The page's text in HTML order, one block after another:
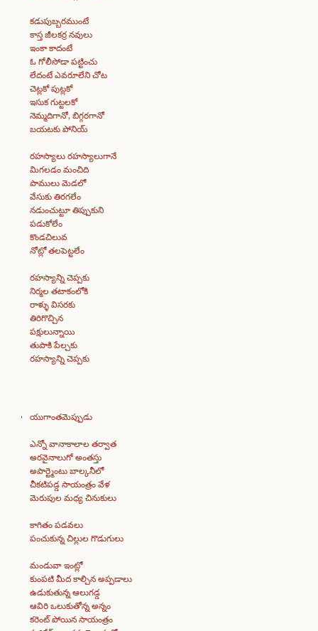
కడుపుబ్బరముంటే
కాస్త జీలకర్ర నవులు
ఇంకా కాదంటే
ఓ గోలీసోడా పట్టించు
లేదంటే ఎవరూలేని చోట
చెట్లకో పుట్లకో
ఇసుక గుట్టలకో
నెమ్మదిగానో, బిగ్గరగానో
బయటకు పోనియ్
రహస్యాలు రహస్యాలుగానే
మిగలడం మంచిది
పాములు మెడలో
వేసుకు తిరగలేం
నడుంచుట్టూ తిప్పుకుని
పడుకోలేం
కొండచిలువ
నోట్లో తలపెట్టలేం
రహస్యాన్ని చెప్పకు
నిర్మల తటాకంలోకి
రాళ్ళు విసరకు
తిరిగొచ్చిన
పక్షులున్నాయి
తుపాకి పేల్చకు
రహస్యాన్ని చెప్పకు
యుగాంతమెప్పుడు
ఎన్నో వానాకాలాల తర్వాత
అరవైనాలుగో అంతస్తు
అపార్ట్మెంటు బాల్కనీలో
చీకటిపడ్డ సాయంత్రం వేళ
మెరుపుల మధ్య చినుకులు
కాగితం పడవలు
పంచుకున్న చిల్లుల గొడుగులు
మండువా ఇంట్లో
కుంపటి మీద కాల్చిన అప్పడాలు
ఉడుకుతున్న ఆలుగడ్డ
ఆవిరి ఒలుకుతోన్న అన్నం
కరెంట్ పోయిన సాయంత్రం